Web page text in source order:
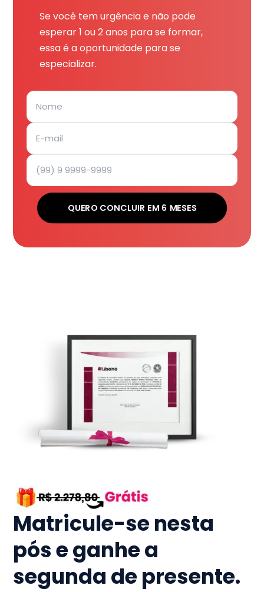
Se você tem urgência e não pode
esperar 1 ou 2 anos para se formar,
essa é a oportunidade para se
especializar.
QUERO CONCLUIR EM 6 MESES
Matricule-se nesta
pós e ganhe a
segunda de presente.